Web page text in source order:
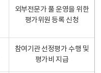
외부전문가 풀 운영을 위한
평가위원 등록 신청
참여기관 선정평가 수행 및
평가비 지급